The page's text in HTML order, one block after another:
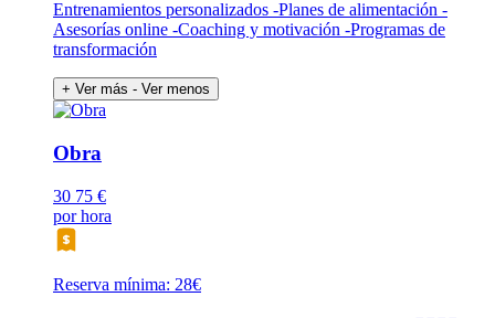
Entrenamientos personalizados -Planes de alimentación -
Asesorías online -Coaching y motivación -Programas de
transformación
+ Ver más - Ver menos
Obra
30 75 €
por hora
Reserva mínima: 28€